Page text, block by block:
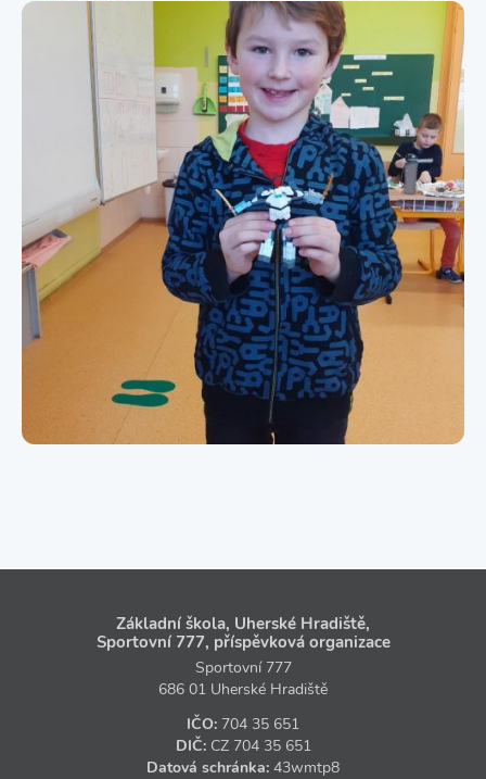
Základní škola, Uherské Hradiště,
Sportovní 777, příspěvková organizace
Sportovní 777
686 01 Uherské Hradiště
IČO: 704 35 651
DIČ: CZ 704 35 651
Datová schránka: 43wmtp8